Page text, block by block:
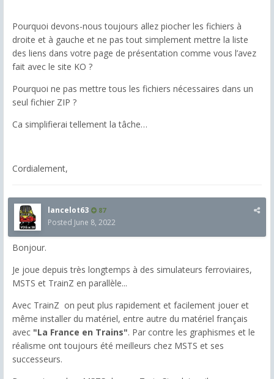
Pourquoi devons-nous toujours allez piocher les fichiers à
droite et à gauche et ne pas tout simplement mettre la liste
des liens dans votre page de présentation comme vous l’avez
fait avec le site KO ?
Pourquoi ne pas mettre tous les fichiers nécessaires dans un
seul fichier ZIP ?
Ca simplifierai tellement la tâche…
Cordialement,
lancelot63 87
Posted June 8, 2022
Bonjour.
Je joue depuis très longtemps à des simulateurs ferroviaires,
MSTS et TrainZ en parallèle...
Avec TrainZ on peut plus rapidement et facilement jouer et
même installer du matériel, entre autre du matériel français
avec "La France en Trains". Par contre les graphismes et le
réalisme ont toujours été meilleurs chez MSTS et ses
successeurs.